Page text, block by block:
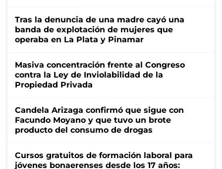
Tras la denuncia de una madre cayó una
banda de explotación de mujeres que
operaba en La Plata y Pinamar
Masiva concentración frente al Congreso
contra la Ley de Inviolabilidad de la
Propiedad Privada
Candela Arizaga confirmó que sigue con
Facundo Moyano y que tuvo un brote
producto del consumo de drogas
Cursos gratuitos de formación laboral para
jóvenes bonaerenses desde los 17 años: